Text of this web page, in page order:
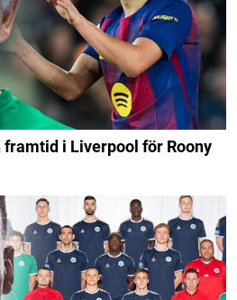
i Liverpool för Roony